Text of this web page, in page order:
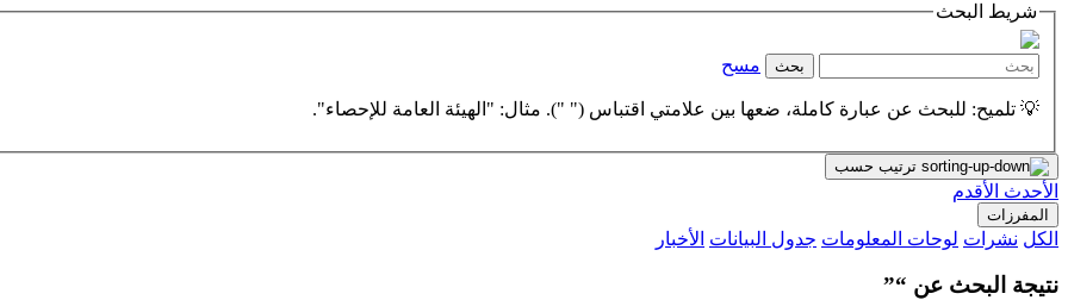
شريط البحث
بحث مسح
💡 تلميح: للبحث عن عبارة كاملة، ضعها بين علامتي اقتباس (" "). مثال: "الهيئة العامة للإحصاء".
ترتيب حسب
الأحدث الأقدم
المفرزات
الكل نشرات لوحات المعلومات جدول البيانات الأخبار
نتيجة البحث عن “”